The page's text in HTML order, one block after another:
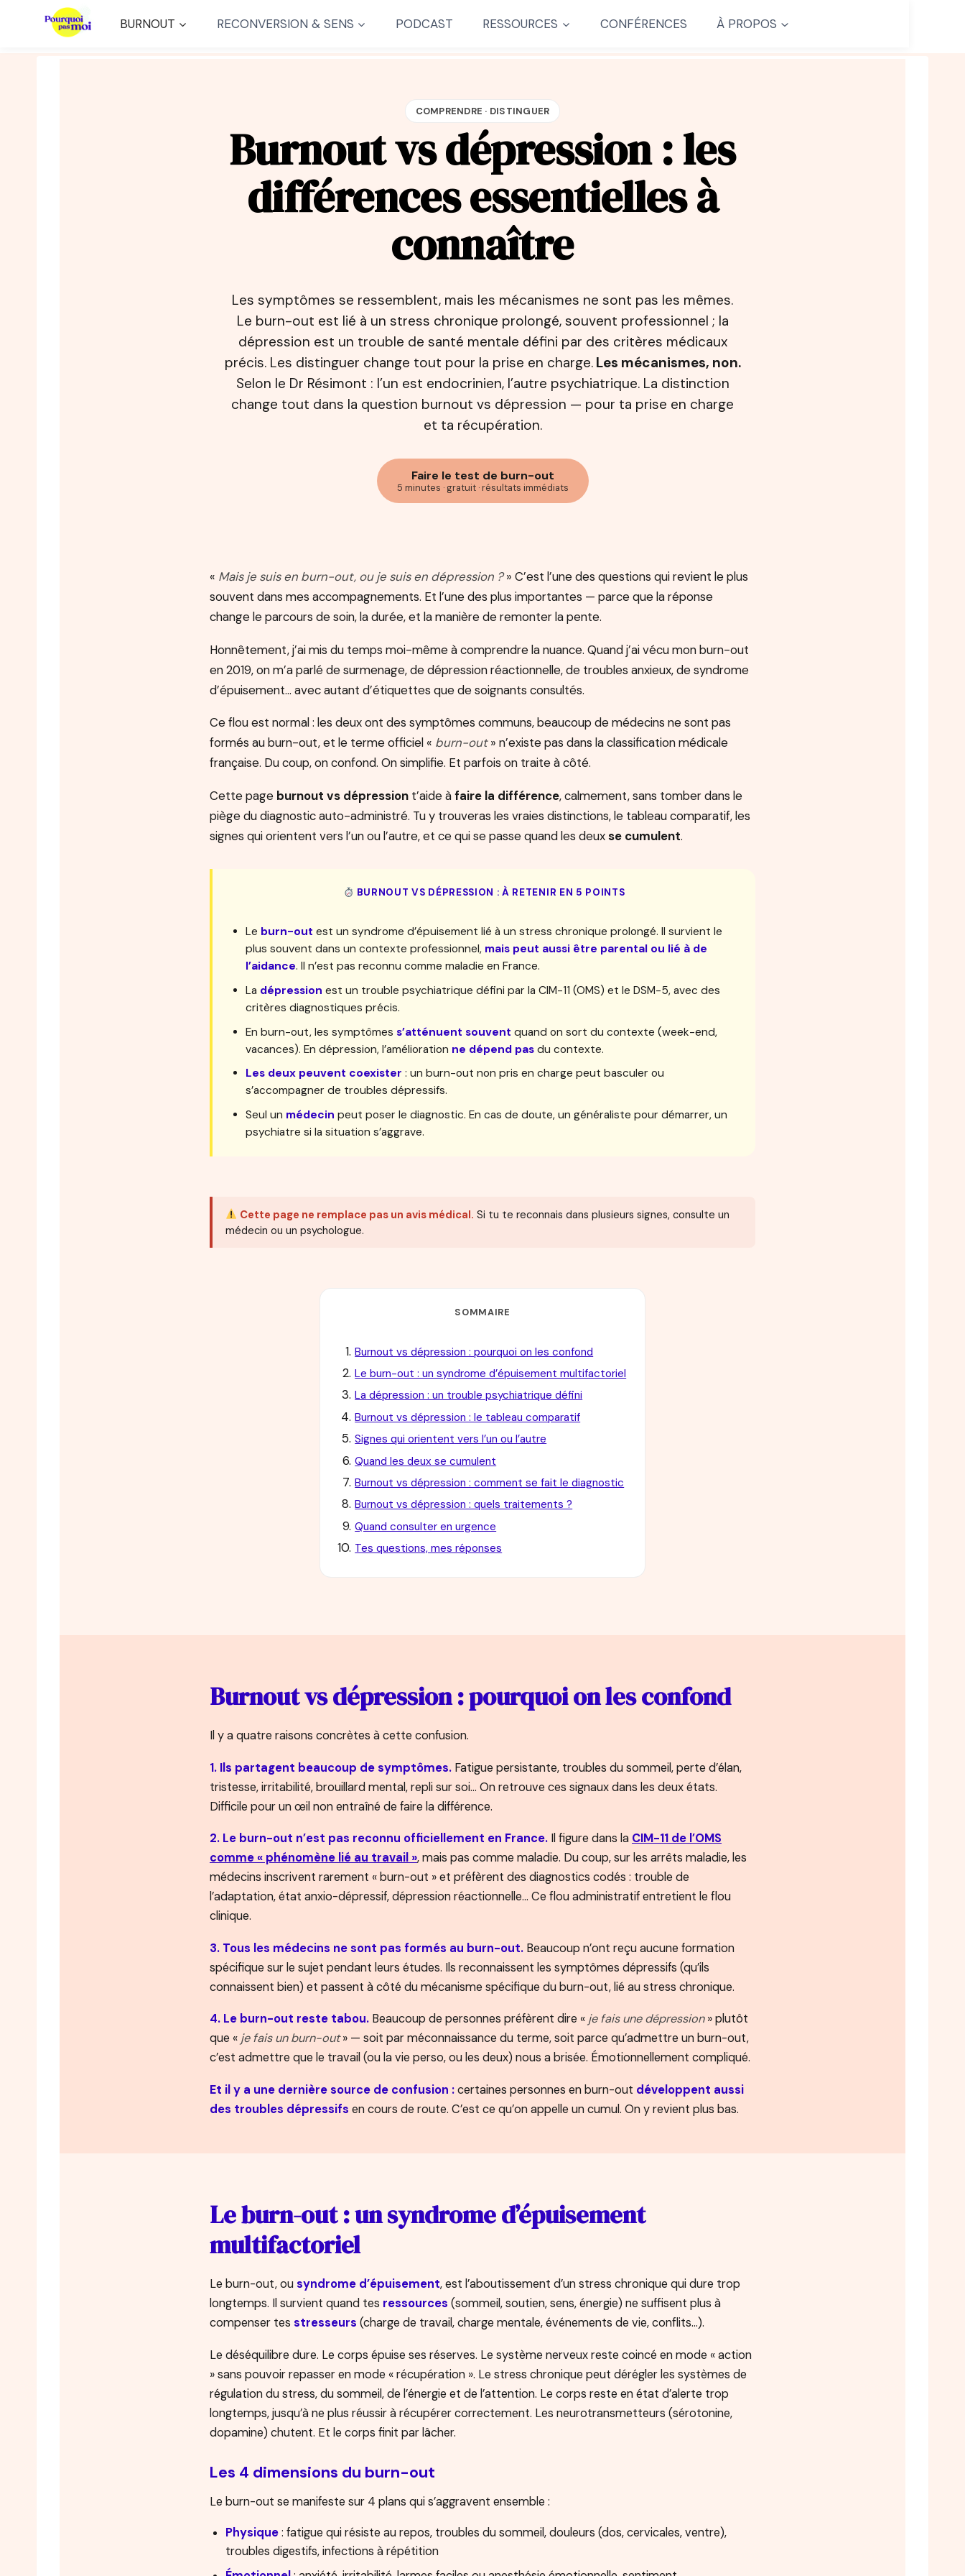
BURNOUT RECONVERSION & SENS PODCAST RESSOURCES CONFÉRENCES À PROPOS
COMPRENDRE · DISTINGUER
Burnout vs dépression : les
différences essentielles à
connaître
Les symptômes se ressemblent, mais les mécanismes ne sont pas les mêmes.
Le burn-out est lié à un stress chronique prolongé, souvent professionnel ; la
dépression est un trouble de santé mentale défini par des critères médicaux
précis. Les distinguer change tout pour la prise en charge.Les mécanismes, non.
Selon le Dr Résimont : l’un est endocrinien, l’autre psychiatrique. La distinction
change tout dans la question burnout vs dépression — pour ta prise en charge
et ta récupération.
Faire le test de burn-out
5 minutes · gratuit · résultats immédiats
« Mais je suis en burn-out, ou je suis en dépression ?» C’est l’une des questions qui revient le plus
souvent dans mes accompagnements. Et l’une des plus importantes — parce que la réponse
change le parcours de soin, la durée, et la manière de remonter la pente.
Honnêtement, j’ai mis du temps moi-même à comprendre la nuance. Quand j’ai vécu mon burn-out
en 2019, on m’a parlé de surmenage, de dépression réactionnelle, de troubles anxieux, de syndrome
d’épuisement… avec autant d’étiquettes que de soignants consultés.
Ce flou est normal : les deux ont des symptômes communs, beaucoup de médecins ne sont pas
formés au burn-out, et le terme officiel « burn-out» n’existe pas dans la classification médicale
française. Du coup, on confond. On simplifie. Et parfois on traite à côté.
Cette page burnout vs dépression t’aide àfaire la différence, calmement, sans tomber dans le
piège du diagnostic auto-administré. Tu y trouveras les vraies distinctions, le tableau comparatif, les
signes qui orientent vers l’un ou l’autre, et ce qui se passe quand les deuxse cumulent.
BURNOUT VS DÉPRESSION : À RETENIR EN 5 POINTS
Le burn-out est un syndrome d’épuisement lié à un stress chronique prolongé. Il survient le
plus souvent dans un contexte professionnel, mais peut aussi être parental ou lié à de
l’aidance. Il n’est pas reconnu comme maladie en France.
La dépression est un trouble psychiatrique défini par la CIM-11 (OMS) et le DSM-5, avec des
critères diagnostiques précis.
En burn-out, les symptômes s’atténuent souvent quand on sort du contexte (week-end,
vacances). En dépression, l’amélioration ne dépend pasdu contexte.
Les deux peuvent coexister : un burn-out non pris en charge peut basculer ou
s’accompagner de troubles dépressifs.
Seul un médecin peut poser le diagnostic. En cas de doute, un généraliste pour démarrer, un
psychiatre si la situation s’aggrave.
Cette page ne remplace pas un avis médical. Si tu te reconnais dans plusieurs signes, consulte un
médecin ou un psychologue.
SOMMAIRE
Burnout vs dépression : pourquoi on les confond
Le burn-out : un syndrome d’épuisement multifactoriel
La dépression : un trouble psychiatrique défini
Burnout vs dépression : le tableau comparatif
Signes qui orientent vers l’un ou l’autre
Quand les deux se cumulent
Burnout vs dépression : comment se fait le diagnostic
Burnout vs dépression : quels traitements ?
Quand consulter en urgence
Tes questions, mes réponses
Burnout vs dépression : pourquoi on les confond
Il y a quatre raisons concrètes à cette confusion.
1. Ils partagent beaucoup de symptômes. Fatigue persistante, troubles du sommeil, perte d’élan,
tristesse, irritabilité, brouillard mental, repli sur soi… On retrouve ces signaux dans les deux états.
Difficile pour un œil non entraîné de faire la différence.
2. Le burn-out n’est pas reconnu officiellement en France. Il figure dans la CIM-11 de l’OMS
comme « phénomène lié au travail », mais pas comme maladie. Du coup, sur les arrêts maladie, les
médecins inscrivent rarement « burn-out » et préfèrent des diagnostics codés : trouble de
l’adaptation, état anxio-dépressif, dépression réactionnelle… Ce flou administratif entretient le flou
clinique.
3. Tous les médecins ne sont pas formés au burn-out. Beaucoup n’ont reçu aucune formation
spécifique sur le sujet pendant leurs études. Ils reconnaissent les symptômes dépressifs (qu’ils
connaissent bien) et passent à côté du mécanisme spécifique du burn-out, lié au stress chronique.
4. Le burn-out reste tabou. Beaucoup de personnes préfèrent dire « je fais une dépression» plutôt
que « je fais un burn-out» — soit par méconnaissance du terme, soit parce qu’admettre un burn-out,
c’est admettre que le travail (ou la vie perso, ou les deux) nous a brisée. Émotionnellement compliqué.
Et il y a une dernière source de confusion :certaines personnes en burn-out développent aussi
des troubles dépressifs en cours de route. C’est ce qu’on appelle un cumul. On y revient plus bas.
Le burn-out : un syndrome d’épuisement
multifactoriel
Le burn-out, ousyndrome d’épuisement, est l’aboutissement d’un stress chronique qui dure trop
longtemps. Il survient quand tes ressources (sommeil, soutien, sens, énergie) ne suffisent plus à
compenser tes stresseurs (charge de travail, charge mentale, événements de vie, conflits…).
Le déséquilibre dure. Le corps épuise ses réserves. Le système nerveux reste coincé en mode « action
» sans pouvoir repasser en mode « récupération ». Le stress chronique peut dérégler les systèmes de
régulation du stress, du sommeil, de l’énergie et de l’attention. Le corps reste en état d’alerte trop
longtemps, jusqu’à ne plus réussir à récupérer correctement. Les neurotransmetteurs (sérotonine,
dopamine) chutent. Et le corps finit par lâcher.
Les 4 dimensions du burn-out
Le burn-out se manifeste sur 4 plans qui s’aggravent ensemble :
Physique: fatigue qui résiste au repos, troubles du sommeil, douleurs (dos, cervicales, ventre),
troubles digestifs, infections à répétition